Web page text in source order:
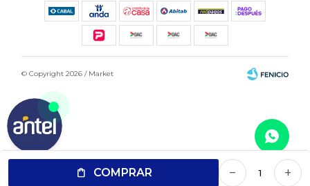
COMPRAR remove add
© Copyright 2026 / Market
Fenicio